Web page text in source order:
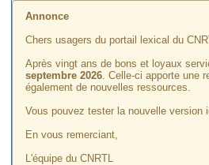
Annonce
Chers usagers du portail lexical du
Après vingt ans de bons et loyaux
septembre 2026. Celle-ci apporte une
également de nouvelles ressources.
Vous pouvez tester la nouvelle version
En vous remerciant,
L'équipe du CNRTL